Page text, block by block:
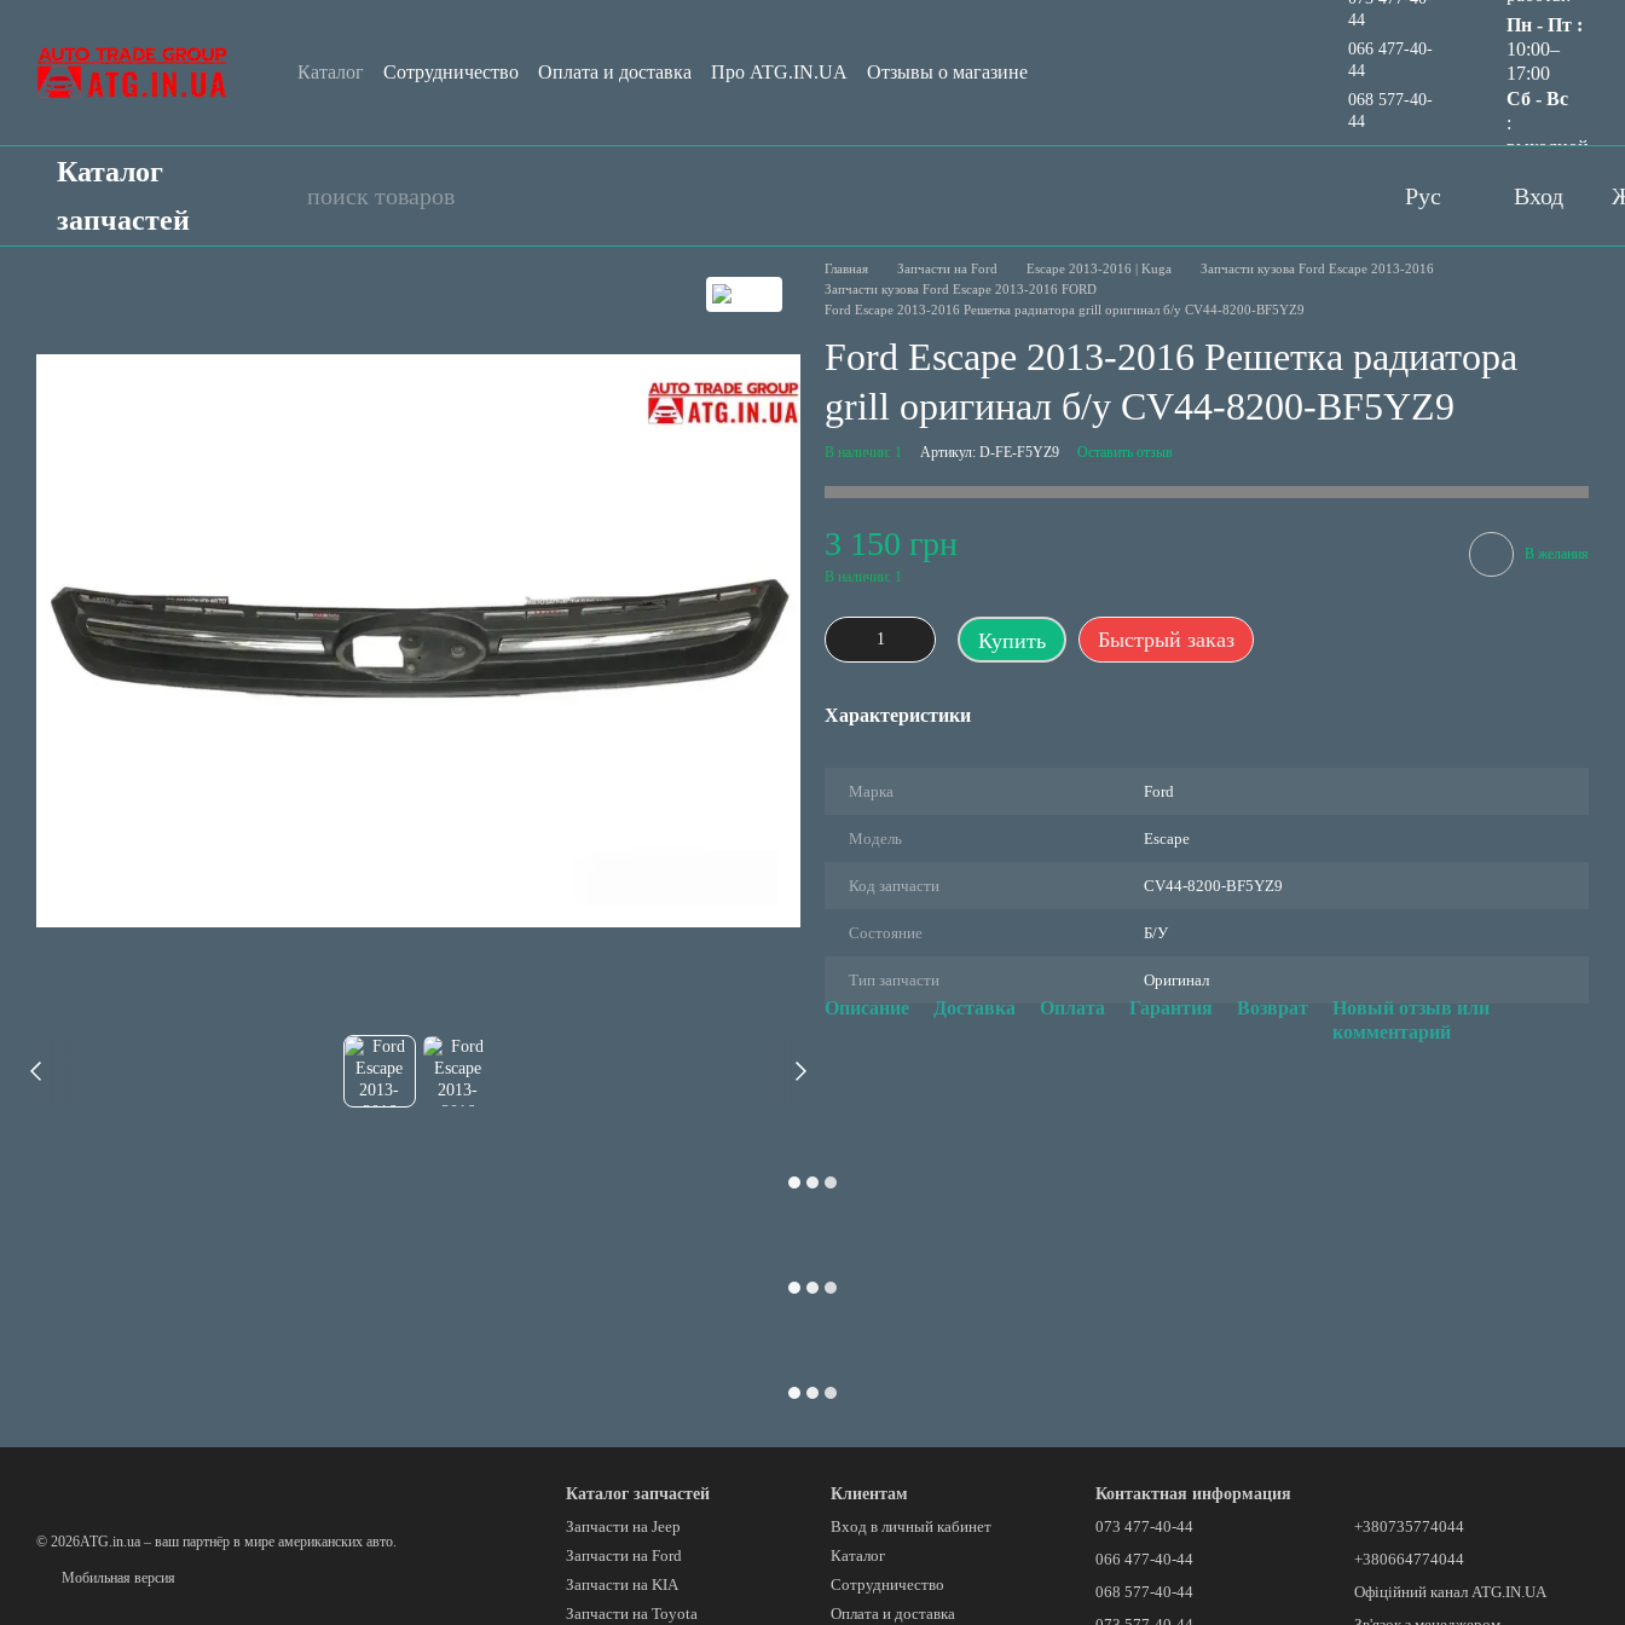
Каталог Сотрудничество Оплата и доставка Про ATG.IN.UA
Отзывы о магазине
44
066 477-40-
44
068 577-40-
44
Перезвонить вам?
Пн - Пт :
10:00–
17:00
Сб - Вс
:
выходной
Каталог
запчастей
Рус Вход
Главная Запчасти на Ford Escape 2013-2016 | Kuga
Запчасти кузова Ford Escape 2013-2016
Запчасти кузова Ford Escape 2013-2016 FORD
Ford Escape 2013-2016 Решетка радиатора grill оригинал б/у CV44-8200-BF5YZ9
Ford Escape 2013-2016 Решетка радиатора
grill оригинал б/у CV44-8200-BF5YZ9
В наличии: 1 Артикул: D-FE-F5YZ9 Оставить отзыв
3 150 грн
В наличии: 1
В желания
Купить Быстрый заказ
Характеристики
Марка Ford
Модель Escape
Код запчасти CV44-8200-BF5YZ9
Состояние Б/У
Тип запчасти Оригинал
Описание Доставка Оплата Гарантия Возврат
Новый отзыв или
комментарий
© 2026ATG.in.ua – ваш партнёр в мире американских авто.
Мобильная версия
Каталог запчастей
Запчасти на Jeep
Запчасти на Ford
Запчасти на KIA
Запчасти на Toyota
Клиентам
Вход в личный кабинет
Каталог
Сотрудничество
Оплата и доставка
Контактная информация
073 477-40-44
066 477-40-44
068 577-40-44
+380735774044
+380664774044
Офіційний канал ATG.IN.UA